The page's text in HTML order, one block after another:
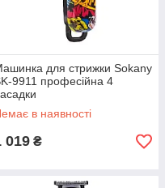
для стрижки Sokany
9911 професійна 4
в наявності
019 ₴